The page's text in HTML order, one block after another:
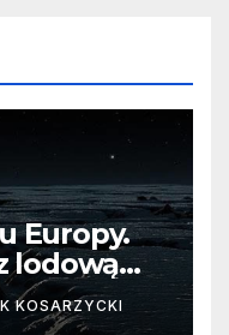
Europy.
lodową
KOSARZYCKI